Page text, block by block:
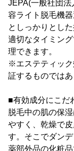
JEPA(一般社団
容ライト脱毛機
としっかりとし
適切なタイミン
理できます。
※エステティック
証するものではあ
■有効成分にこだ
脱毛中の肌の保
やすく、乾燥で
す。そこでダン
薬部外品の化粧